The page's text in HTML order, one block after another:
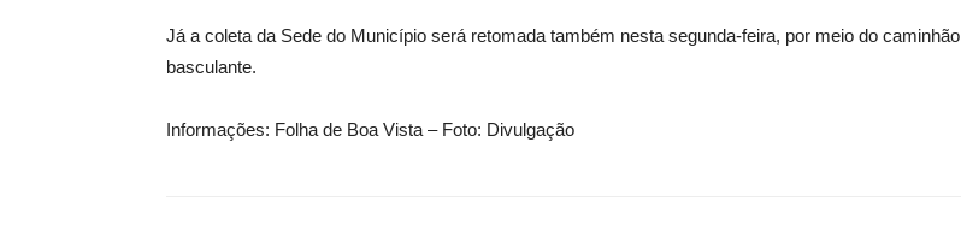
Já a coleta da Sede do Município será retomada também nesta segunda-feira, por meio do caminhão
basculante.
Informações: Folha de Boa Vista – Foto: Divulgação